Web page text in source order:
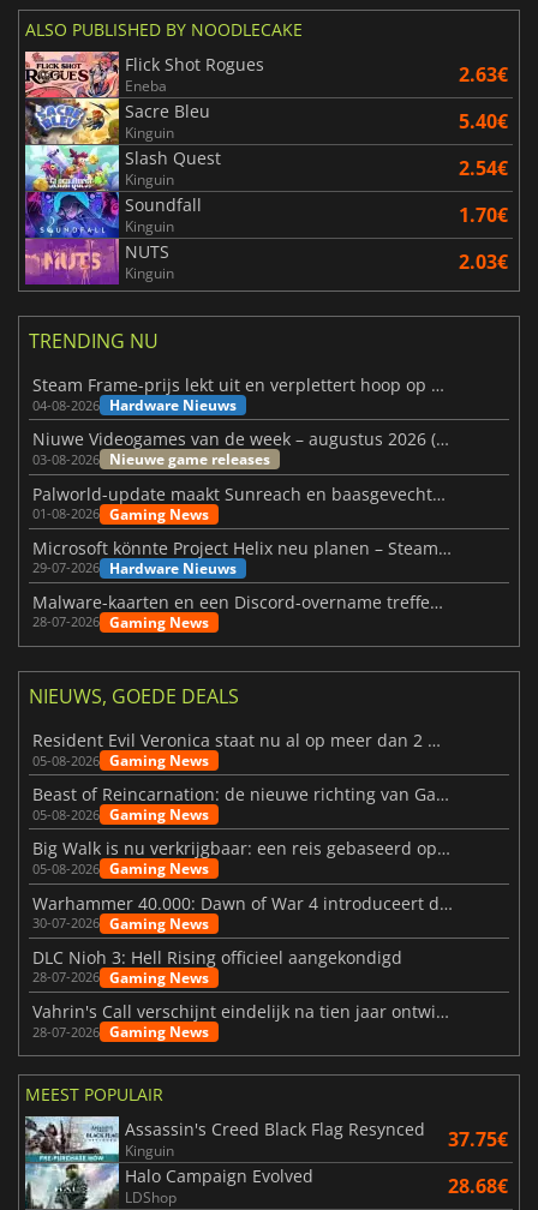
ALSO PUBLISHED BY NOODLECAKE
Flick Shot Rogues
Eneba 2.63€
Sacre Bleu
Kinguin 5.40€
Slash Quest
Kinguin 2.54€
Soundfall
Kinguin 1.70€
NUTS
Kinguin 2.03€
TRENDING NU
Steam Frame-prijs lekt uit en verplettert hoop op betaalbare VR
04-08-2026 Hardware Nieuws
Niuwe Videogames van de week – augustus 2026 (week 32)
03-08-2026 Nieuwe game releases
Palworld-update maakt Sunreach en baasgevechten stabieler
01-08-2026 Gaming News
Microsoft könnte Project Helix neu planen – Steam-Support wackelt
29-07-2026 Hardware Nieuws
Malware-kaarten en een Discord-overname treffen Meccha Chameleon
28-07-2026 Gaming News
NIEUWS, GOEDE DEALS
Resident Evil Veronica staat nu al op meer dan 2 miljoen verlanglijstjes
05-08-2026 Gaming News
Beast of Reincarnation: de nieuwe richting van Game Freak
05-08-2026 Gaming News
Big Walk is nu verkrijgbaar: een reis gebaseerd op vriendschap
05-08-2026 Gaming News
Warhammer 40.000: Dawn of War 4 introduceert de Necron-factie
30-07-2026 Gaming News
DLC Nioh 3: Hell Rising officieel aangekondigd
28-07-2026 Gaming News
Vahrin's Call verschijnt eindelijk na tien jaar ontwikkeling
28-07-2026 Gaming News
MEEST POPULAIR
Assassin's Creed Black Flag Resynced
Kinguin 37.75€
Halo Campaign Evolved
LDShop 28.68€